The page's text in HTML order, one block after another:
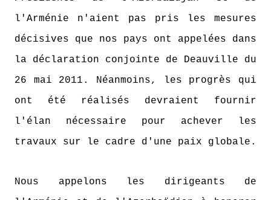
l'Arménie n'aient pas pris les mesures
décisives que nos pays ont appelées dans
la déclaration conjointe de Deauville du
26 mai 2011. Néanmoins, les progrès qui
ont été réalisés devraient fournir
l'élan nécessaire pour achever les
travaux sur le cadre d'une paix globale.
Nous appelons les dirigeants de